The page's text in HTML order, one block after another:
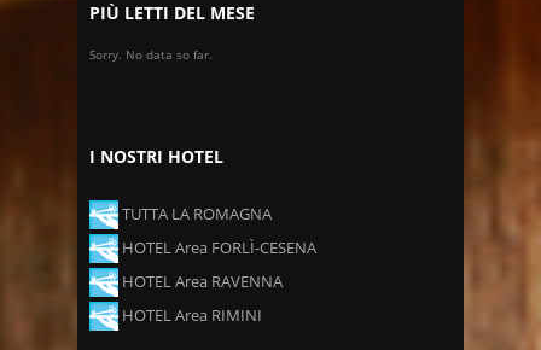
PIÙ LETTI DEL MESE
Sorry. No data so far.
I NOSTRI HOTEL
TUTTA LA ROMAGNA
HOTEL Area FORLÌ-CESENA
HOTEL Area RAVENNA
HOTEL Area RIMINI